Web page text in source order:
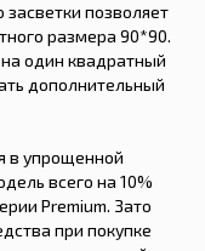
позволяет
размера 90*90.
один квадратный
дополнительный
в упрощенной
всего на 10%
Premium. Зато
при покупке